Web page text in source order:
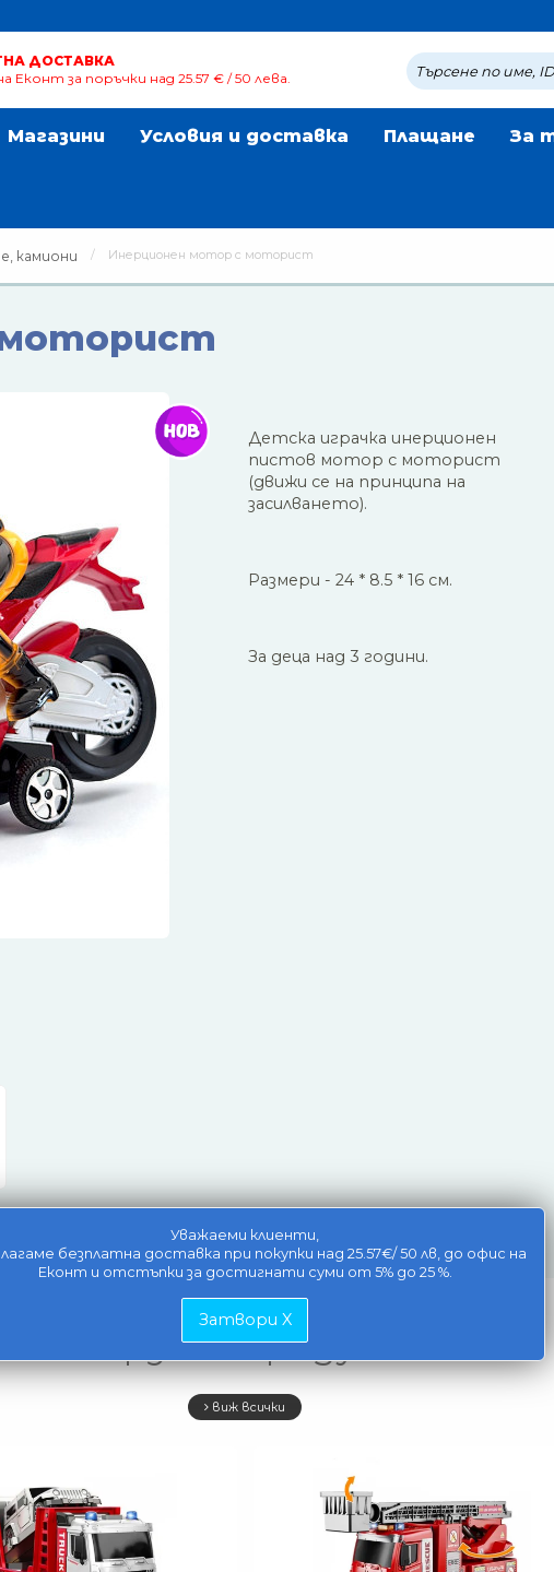
Уважаеми клиенти,
безплатна доставка при покупки над 25.57€/ 50 лв, до офис на
Еконт и отстъпки за достигнати суми от 5% до 25 %.
Затвори X
ДОСТАВКА
Еконт за поръчки над 25.57 € / 50 лева.
Магазини Условия и доставка Плащане За
камиони Инерционен мотор с моторист
Детска играчка инерционен
пистов мотор с моторист
(движи се на принципа на
засилването).
Размери - 24 * 8.5 * 16 см.
За деца над 3 години.
Свързани продукти
виж всички